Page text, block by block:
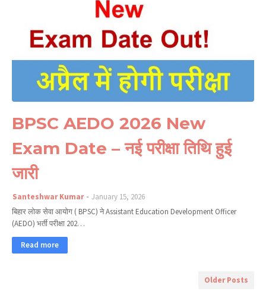
BPSC AEDO 2026 New
Exam Date – नई परीक्षा तिथि हुई
जारी
Santeshwar Kumar
January 15, 2026
बिहार लोक सेवा आयोग ( BPSC) ने Assistant Education Development Officer
(AEDO) भर्ती परीक्षा 202…
Read more
Older Posts